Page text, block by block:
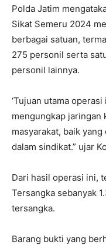
Polda Jatim
Sikat Semeru 2024
berbagai satuan,
275 personil serta
personil lainnya.
‘Tujuan utama
mengungkap jaringan
masyarakat, baik
dalam sindikat.” ujar
Dari hasil operasi ini,
Tersangka sebanyak
tersangka.
Barang bukti yang